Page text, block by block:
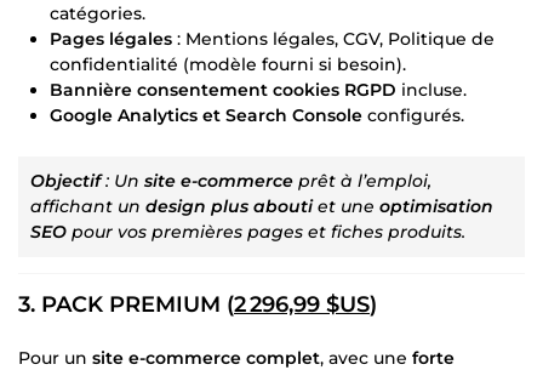
catégories.
Pages légales : Mentions légales, CGV, Politique de
confidentialité (modèle fourni si besoin).
Bannière consentement cookies RGPD incluse.
Google Analytics et Search Console configurés.
Objectif: Un site e-commerce prêt à l’emploi,
affichant un design plus aboutiet une optimisation
SEO pour vos premières pages et fiches produits.
3. PACK PREMIUM (2 296,99 $US)
Pour un site e-commerce complet, avec une forte